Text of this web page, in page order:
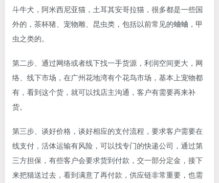
斗牛犬，阿米西尼亚猫，土耳其安哥拉猫，很多都是一些国
外的，茶杯猪、宠物雕、昆虫类，包括以前常见的蛐蛐，甲
虫之类的。
第二步、通过网络或者线下找一手货源，利润空间更大，网
络、线下市场，在广州花地湾有个花鸟市场，基本上宠物都
有，看到这个货，就可以找店主沟通，客户有需要再来补
货。
第三步、谈好价格，谈好相应的支付流程，要求客户需要在
线支付，活体运输有风险，可以找专门的快递公司，通过第
三方担保，有些客户会要求货到付款，交一部分定金，接下
来把猫送过去，看到满意了再付款，供应链非常重要，也需